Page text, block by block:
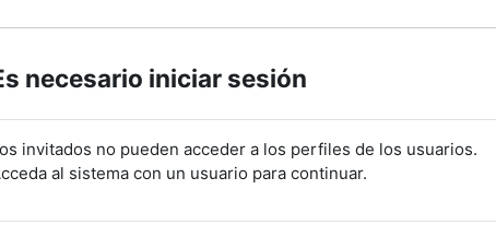
necesario iniciar sesión
invitados no pueden acceder a los perfiles de los usuarios.
al sistema con un usuario para continuar.